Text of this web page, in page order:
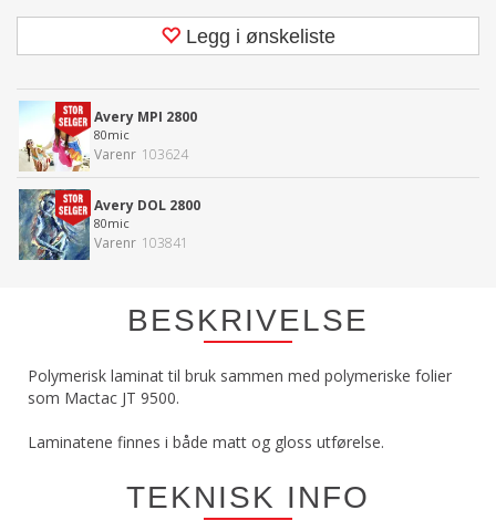
Legg i ønskeliste
Avery MPI 2800
80mic
Varenr 103624
Avery DOL 2800
80mic
Varenr 103841
BESKRIVELSE
Polymerisk laminat til bruk sammen med polymeriske folier
som Mactac JT 9500.
Laminatene finnes i både matt og gloss utførelse.
TEKNISK INFO